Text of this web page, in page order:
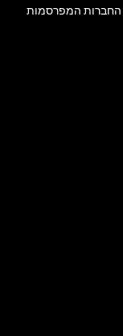
החברות המפרסמות